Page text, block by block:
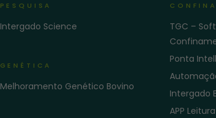
PESQUISA
Intergado Science
GENÉTICA
Melhoramento Genético Bovino
TGC –
Ponta
Intergado
APP